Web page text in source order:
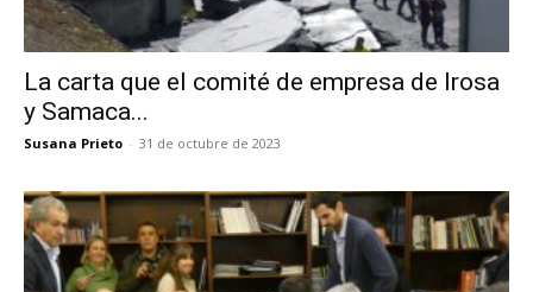
La carta que el comité de empresa de Irosa
y Samaca...
Susana Prieto - 31 de octubre de 2023